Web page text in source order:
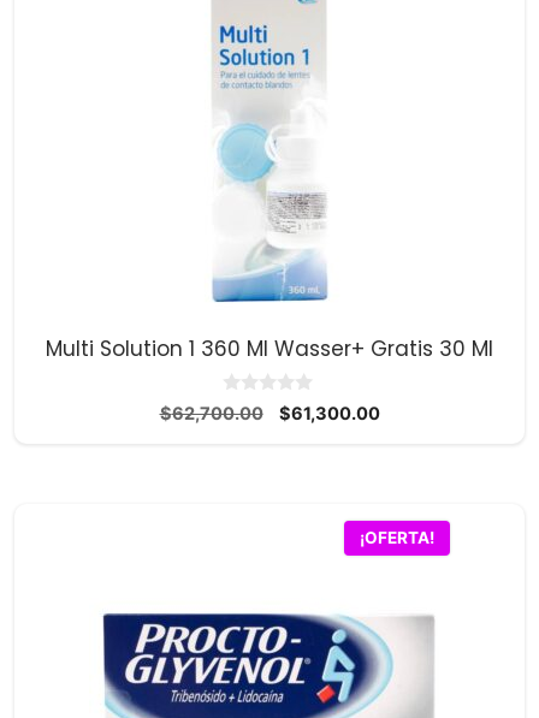
Multi Solution 1 360 Ml Wasser+ Gratis 30 Ml
0
d
$62,700.00
El
$61,300.00El
¡OFERTA!